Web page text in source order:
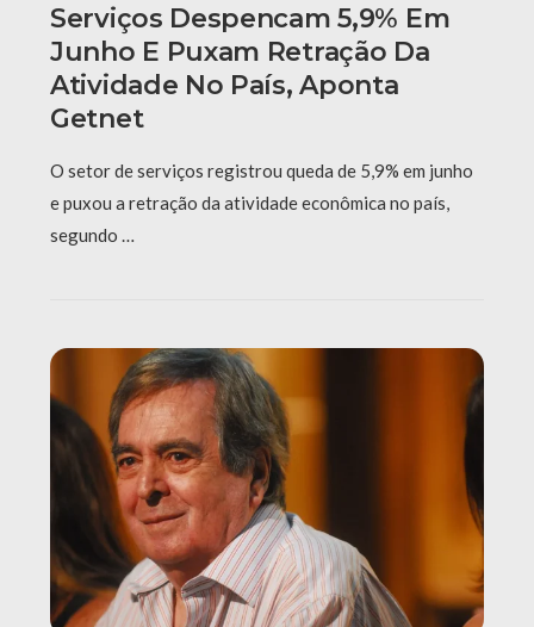
Serviços Despencam 5,9% Em
Junho E Puxam Retração Da
Atividade No País, Aponta
Getnet
O setor de serviços registrou queda de 5,9% em junho
e puxou a retração da atividade econômica no país,
segundo …